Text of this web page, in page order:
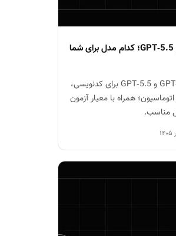
مقایسه GPT‑5.6 و GPT‑5.5؛ کدام مدل برای شما
مقایسه کاربردی GPT‑5.6 و GPT‑5.5 برای کدنویسی،
همراه با معیار آزمون
مناسب.